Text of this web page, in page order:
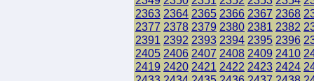
2363 2364 2365 2366 2367 2368
2377 2378 2379 2380 2381 2382
2391 2392 2393 2394 2395 2396
2405 2406 2407 2408 2409 2410
2419 2420 2421 2422 2423 2424